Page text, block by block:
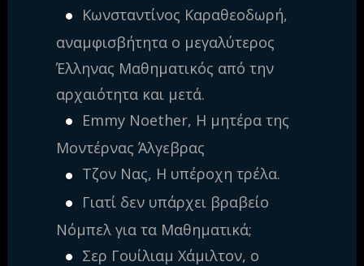
Κωνσταντίνος Καραθεοδωρή,
αναμφισβήτητα ο μεγαλύτερος
Έλληνας Μαθηματικός από την
αρχαιότητα και μετά.
Emmy Noether, Η μητέρα της
Μοντέρνας Άλγεβρας
Τζον Νας, Η υπέροχη τρέλα.
Γιατί δεν υπάρχει βραβείο
Νόμπελ για τα Μαθηματικά;
Σερ Γουίλιαμ Χάμιλτον, ο